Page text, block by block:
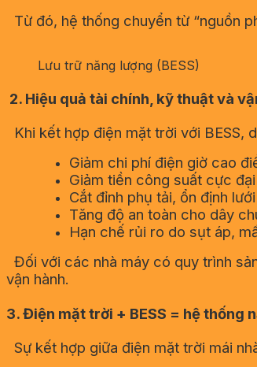
Từ đó, hệ thống chuyển từ “nguồn
Lưu trữ năng lượng (BESS)
2. Hiệu quả tài chính, kỹ thuật và
Khi kết hợp điện mặt trời với BESS,
Giảm chi phí điện giờ cao
Giảm tiền công suất cực
Cắt đỉnh phụ tải, ổn định
Tăng độ an toàn cho dây
Hạn chế rủi ro do sụt áp,
Đối với các nhà máy có quy trình
vận hành.
3. Điện mặt trời + BESS = hệ thống
Sự kết hợp giữa điện mặt trời mái